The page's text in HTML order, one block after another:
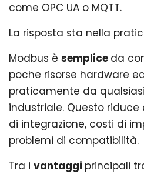
come OPC UA o MQTT.
La risposta sta nella
Modbus è semplice da
poche risorse hardware
praticamente da
industriale. Questo
di integrazione, costi di
problemi di compatibilità.
Tra i vantaggi principali